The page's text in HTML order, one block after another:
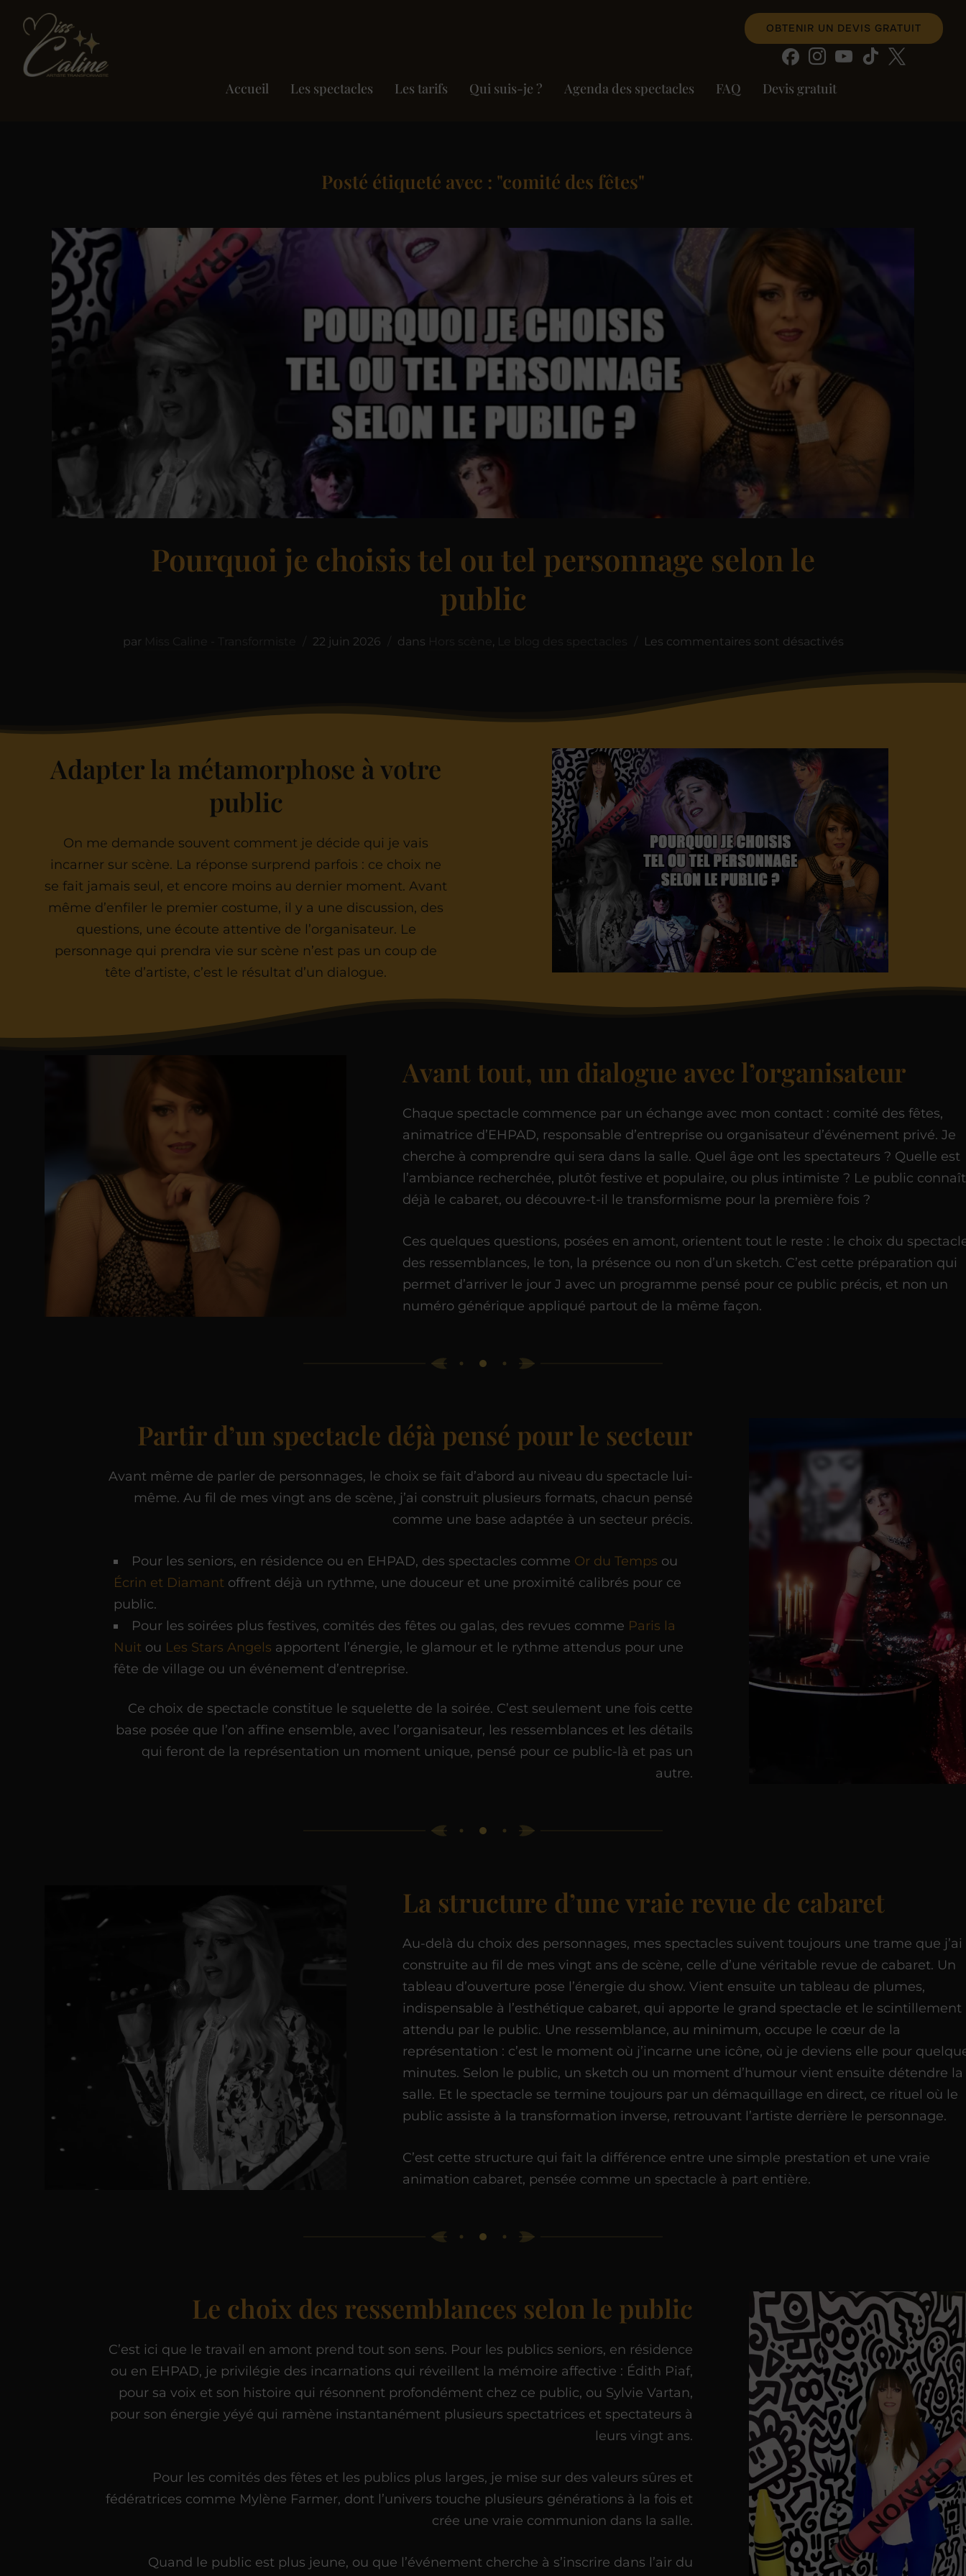
OBTENIR UN DEVIS GRATUIT
Accueil Les spectacles Les tarifs Qui suis-je ? Agenda des spectacles FAQ Devis gratuit
Posté étiqueté avec : "comité des fêtes"
Pourquoi je choisis tel ou tel personnage selon le
public
par 22 juin 2026 dans , Les commentaires sont désactivés
Adapter la métamorphose à votre
public
On me demande souvent comment je décide qui je vais
incarner sur scène. La réponse surprend parfois : ce choix ne
se fait jamais seul, et encore moins au dernier moment. Avant
même d’enfiler le premier costume, il y a une discussion, des
questions, une écoute attentive de l’organisateur. Le
personnage qui prendra vie sur scène n’est pas un coup de
tête d’artiste, c’est le résultat d’un dialogue.
Avant tout, un dialogue avec l’organisateur
Chaque spectacle commence par un échange avec mon contact : comité des fêtes,
animatrice d’EHPAD, responsable d’entreprise ou organisateur d’événement privé. Je
cherche à comprendre qui sera dans la salle. Quel âge ont les spectateurs ? Quelle est
l’ambiance recherchée, plutôt festive et populaire, ou plus intimiste ? Le public
déjà le cabaret, ou découvre-t-il le transformisme pour la première fois ?
Ces quelques questions, posées en amont, orientent tout le reste : le choix du
des ressemblances, le ton, la présence ou non d’un sketch. C’est cette préparation qui
permet d’arriver le jour J avec un programme pensé pour ce public précis, et non un
numéro générique appliqué partout de la même façon.
Partir d’un spectacle déjà pensé pour le secteur
Avant même de parler de personnages, le choix se fait d’abord au niveau du spectacle lui-
même. Au fil de mes vingt ans de scène, j’ai construit plusieurs formats, chacun pensé
comme une base adaptée à un secteur précis.
Pour les seniors, en résidence ou en EHPAD, des spectacles comme Or du Temps ou
Écrin et Diamant offrent déjà un rythme, une douceur et une proximité calibrés pour ce
public.
Pour les soirées plus festives, comités des fêtes ou galas, des revues comme Paris la
Nuit ou Les Stars Angels apportent l’énergie, le glamour et le rythme attendus pour une
fête de village ou un événement d’entreprise.
Ce choix de spectacle constitue le squelette de la soirée. C’est seulement une fois cette
base posée que l’on affine ensemble, avec l’organisateur, les ressemblances et les détails
qui feront de la représentation un moment unique, pensé pour ce public-là et pas un
autre.
La structure d’une vraie revue de cabaret
Au-delà du choix des personnages, mes spectacles suivent toujours une trame que j’ai
construite au fil de mes vingt ans de scène, celle d’une véritable revue de cabaret. Un
tableau d’ouverture pose l’énergie du show. Vient ensuite un tableau de plumes,
indispensable à l’esthétique cabaret, qui apporte le grand spectacle et le scintillement
attendu par le public. Une ressemblance, au minimum, occupe le cœur de la
représentation : c’est le moment où j’incarne une icône, où je deviens elle pour
minutes. Selon le public, un sketch ou un moment d’humour vient ensuite détendre la
salle. Et le spectacle se termine toujours par un démaquillage en direct, ce rituel où le
public assiste à la transformation inverse, retrouvant l’artiste derrière le personnage.
C’est cette structure qui fait la différence entre une simple prestation et une vraie
animation cabaret, pensée comme un spectacle à part entière.
Le choix des ressemblances selon le public
C’est ici que le travail en amont prend tout son sens. Pour les publics seniors, en résidence
ou en EHPAD, je privilégie des incarnations qui réveillent la mémoire affective : Édith Piaf,
pour sa voix et son histoire qui résonnent profondément chez ce public, ou Sylvie Vartan,
pour son énergie yéyé qui ramène instantanément plusieurs spectatrices et spectateurs à
leurs vingt ans.
Pour les comités des fêtes et les publics plus larges, je mise sur des valeurs sûres et
fédératrices comme Mylène Farmer, dont l’univers touche plusieurs générations à la fois et
crée une vraie communion dans la salle.
Quand le public est plus jeune, ou que l’événement cherche à s’inscrire dans l’air du